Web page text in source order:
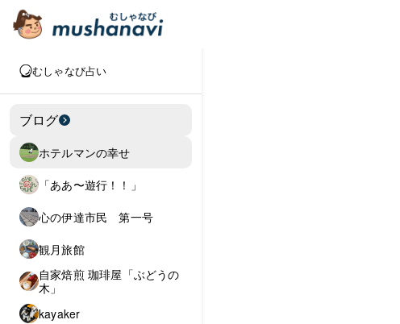
むしゃなび占い
ブログ
ホテルマンの幸せ
「ああ〜遊行！！」
心の伊達市民 第一号
観月旅館
自家焙煎 珈琲屋「ぶどうの
木」
kayaker